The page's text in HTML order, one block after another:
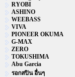
RYOBI
ASHINO
WEEBASS
VIVA
PIONEER OKUMA
G-MAX
ZERO
TOKUSHIMA
Abu Garcia
รอกสปิน อื่นๆ